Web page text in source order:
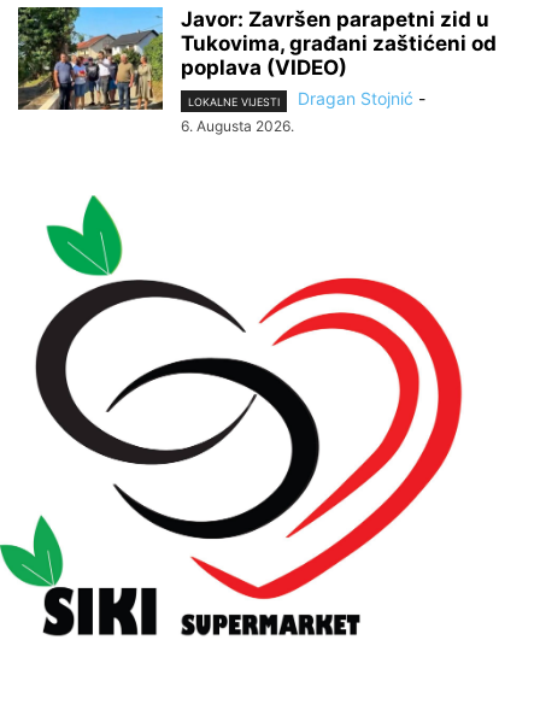
Javor: Završen parapetni zid u
Tukovima, građani zaštićeni od
poplava (VIDEO)
LOKALNE VIJESTI Dragan Stojnić -
6. Augusta 2026.